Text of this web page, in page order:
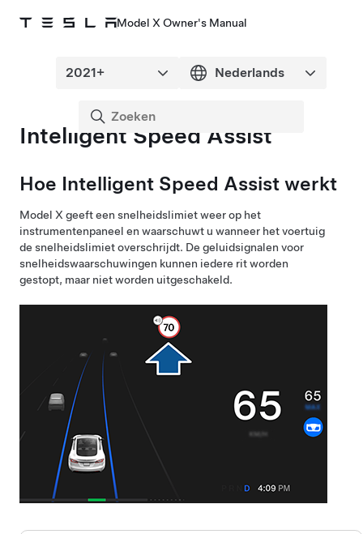
Model X Owner's Manual
Intelligent Speed Assist
Hoe Intelligent Speed Assist werkt
Model X geeft een snelheidslimiet weer op het
instrumentenpaneel en waarschuwt u wanneer het voertuig
de snelheidslimiet overschrijdt. De geluidsignalen voor
snelheidswaarschuwingen kunnen iedere rit worden
gestopt, maar niet worden uitgeschakeld.